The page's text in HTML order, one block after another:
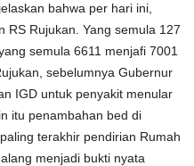
bahwa per hari ini,
RS Rujukan. Yang semula 127
semula 6611 menjafi 7001
sebelumnya Gubernur
IGD untuk penyakit menular
itu penambahan bed di
terakhir pendirian Rumah
menjadi bukti nyata